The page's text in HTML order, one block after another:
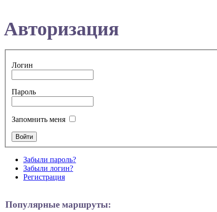
Авторизация
Логин
Пароль
Запомнить меня
Забыли пароль?
Забыли логин?
Регистрация
Популярные маршруты: